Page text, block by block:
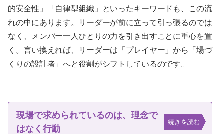
的安全性」「自律型組織」といったキーワードも、この流
れの中にあります。リーダーが前に立って引っ張るのでは
なく、メンバー一人ひとりの力を引き出すことに重心を置
く。言い換えれば、リーダーは「プレイヤー」から「場づ
くりの設計者」へと役割がシフトしているのです。
現場で求められているのは、理念で
はなく行動
続きを読む